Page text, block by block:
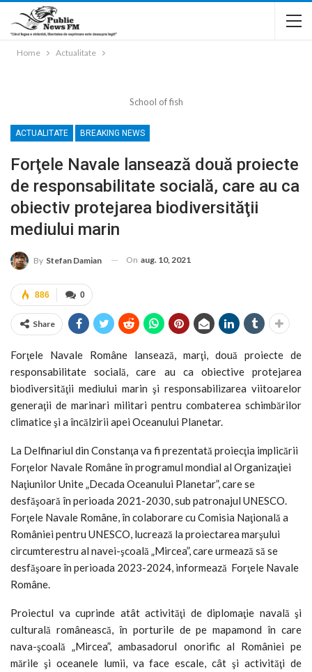
Home Actualitate
School of fish
ACTUALITATE BREAKING NEWS
Forţele Navale lansează două proiecte
de responsabilitate socială, care au ca
obiectiv protejarea biodiversităţii
mediului marin
By Stefan Damian On aug. 10, 2021
0
886
Share
Forţele Navale Române lansează, marţi, două proiecte de
responsabilitate socială, care au ca obiective protejarea
biodiversităţii mediului marin şi responsabilizarea viitoarelor
generaţii de marinari militari pentru combaterea schimbărilor
climatice şi a încălzirii apei Oceanului Planetar.
La Delfinariul din Constanţa va fi prezentată proiecţia implicării
Forţelor Navale Române în programul mondial al Organizaţiei
Naţiunilor Unite „Decada Oceanului Planetar”, care se
desfăşoară în perioada 2021-2030, sub patronajul UNESCO.
Forţele Navale Române, în colaborare cu Comisia Naţională a
României pentru UNESCO, lucrează la proiectarea marşului
circumterestru al navei-şcoală „Mircea”, care urmează să se
desfăşoare în perioada 2023-2024, informează Forţele Navale
Române.
Proiectul va cuprinde atât activităţi de diplomaţie navală şi
culturală românească, în porturile de pe mapamond în care
nava-şcoală „Mircea”, ambasadorul onorific al României pe
mările şi oceanele lumii, va face escale, cât şi activităţi de